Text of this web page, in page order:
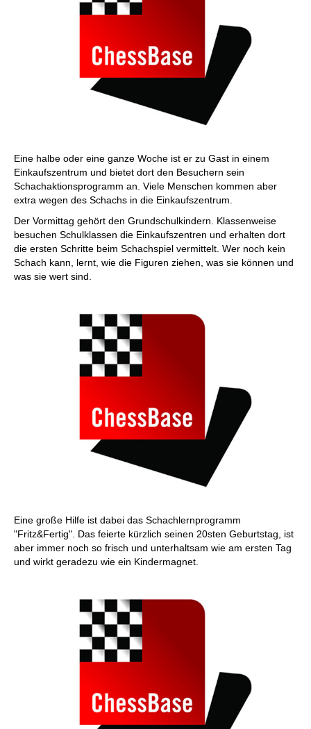
Eine halbe oder eine ganze Woche ist er zu Gast in einem
Einkaufszentrum und bietet dort den Besuchern sein
Schachaktionsprogramm an. Viele Menschen kommen aber
extra wegen des Schachs in die Einkaufszentrum.
Der Vormittag gehört den Grundschulkindern. Klassenweise
besuchen Schulklassen die Einkaufszentren und erhalten dort
die ersten Schritte beim Schachspiel vermittelt. Wer noch kein
Schach kann, lernt, wie die Figuren ziehen, was sie können und
was sie wert sind.
Eine große Hilfe ist dabei das Schachlernprogramm
"Fritz&Fertig". Das feierte kürzlich seinen 20sten Geburtstag, ist
aber immer noch so frisch und unterhaltsam wie am ersten Tag
und wirkt geradezu wie ein Kindermagnet.